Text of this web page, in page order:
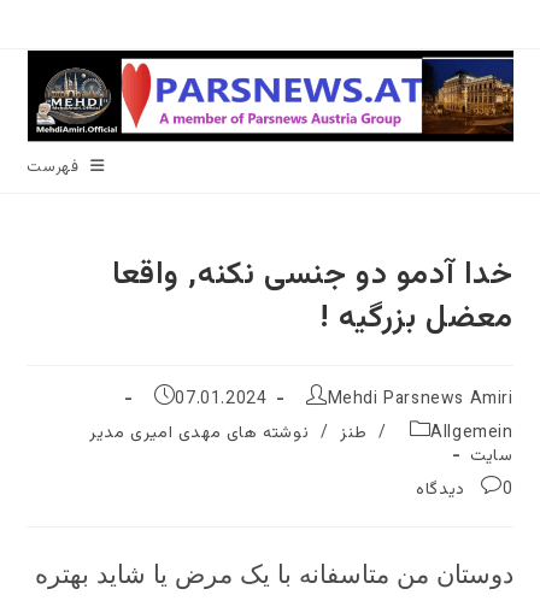
محتوا
فهرست
خدا آدمو دو جنسی نکنه, واقعا
معضل بزرگیه !
نویسندهٔ
Mehdi Parsnews Amiri
نوشته
شده
07.01.2024
دسته‌
نوشته:
Allgemein
/ طنز / نوشته های مهدی امیری مدیر
سایت
نظرات
0 دیدگاه
دوستان من متاسفانه با یک مرض یا شاید بهتره